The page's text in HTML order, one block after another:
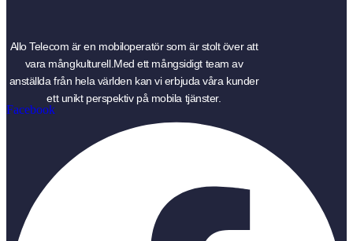
Allo Telecom är en mobiloperatör som är stolt över att
vara mångkulturell.Med ett mångsidigt team av
anställda från hela världen kan vi erbjuda våra kunder
ett unikt perspektiv på mobila tjänster.
Facebook